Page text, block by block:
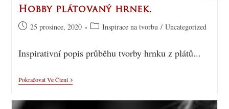
Hobby plátovaný hrnek.
25 prosince, 2020
Inspirace na tvorbu / Uncategorized
Inspirativní popis průběhu tvorby hrnku z plátů...
Pokračovat Ve Čtení